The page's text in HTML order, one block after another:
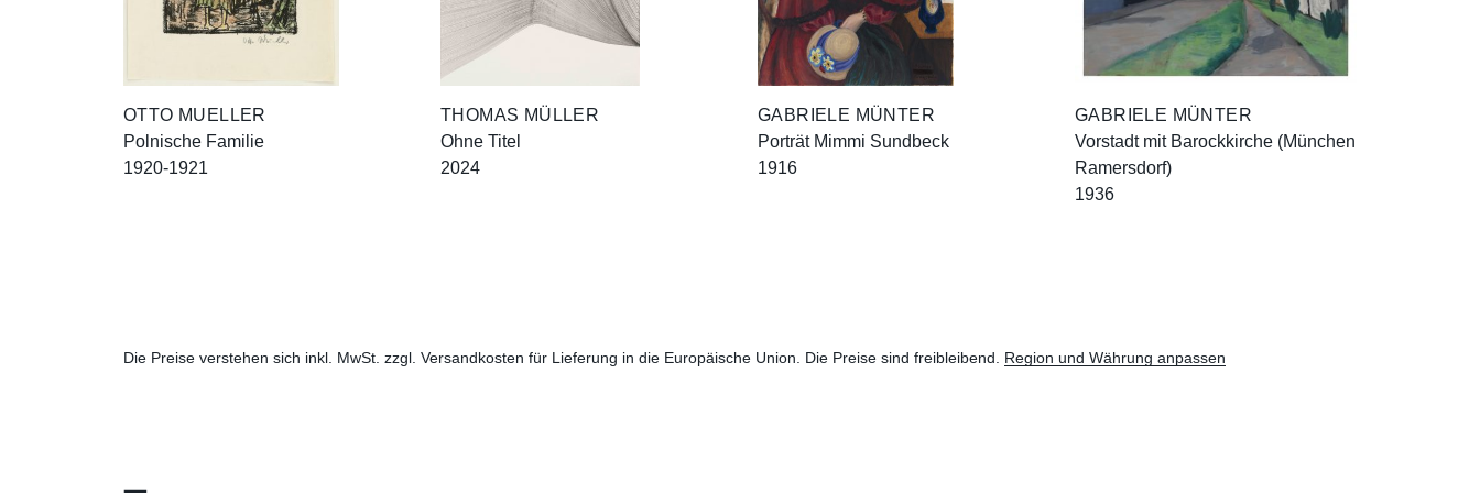
OTTO MUELLER
Polnische Familie
1920-1921
THOMAS MÜLLER
Ohne Titel
2024
GABRIELE MÜNTER
Porträt Mimmi Sundbeck
1916
GABRIELE MÜNTER
Vorstadt mit Barockkirche (München
Ramersdorf)
1936
Die Preise verstehen sich inkl. MwSt. zzgl. Versandkosten für Lieferung in die Europäische Union. Die Preise sind freibleibend. Region und Währung anpassen